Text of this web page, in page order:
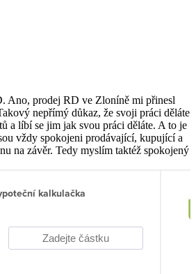
Ano, prodej RD ve Zloníně mi přinesl
nepřímý důkaz, že svoji práci děláte
a líbí se jim jak svou práci děláte. A to je
vždy spokojeni prodávající, kupující a
na závěr. Tedy myslím taktéž spokojený